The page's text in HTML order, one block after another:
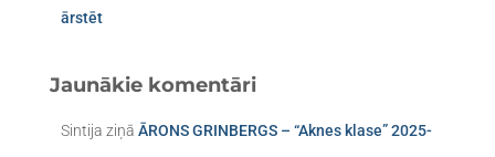
ārstēt
Jaunākie komentāri
Sintija ziņā ĀRONS GRINBERGS – “Aknes klase” 2025-